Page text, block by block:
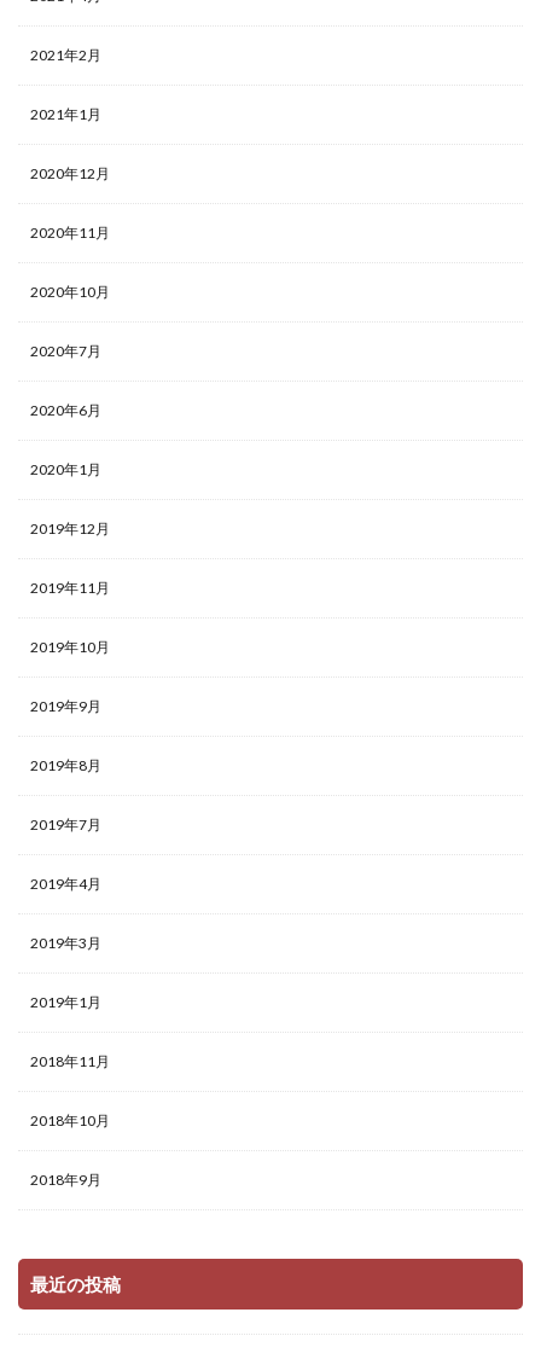
2021年2月
2021年1月
2020年12月
2020年11月
2020年10月
2020年7月
2020年6月
2020年1月
2019年12月
2019年11月
2019年10月
2019年9月
2019年8月
2019年7月
2019年4月
2019年3月
2019年1月
2018年11月
2018年10月
2018年9月
最近の投稿